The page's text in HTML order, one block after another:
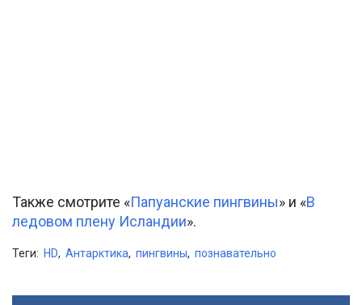
Также смотрите «Папуанские пингвины» и «В
ледовом плену Исландии».
Теги: HD, Антарктика, пингвины, познавательно